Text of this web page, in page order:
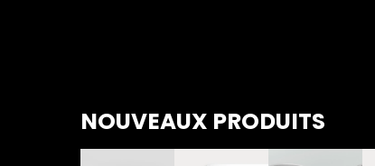
NOUVEAUX PRODUITS